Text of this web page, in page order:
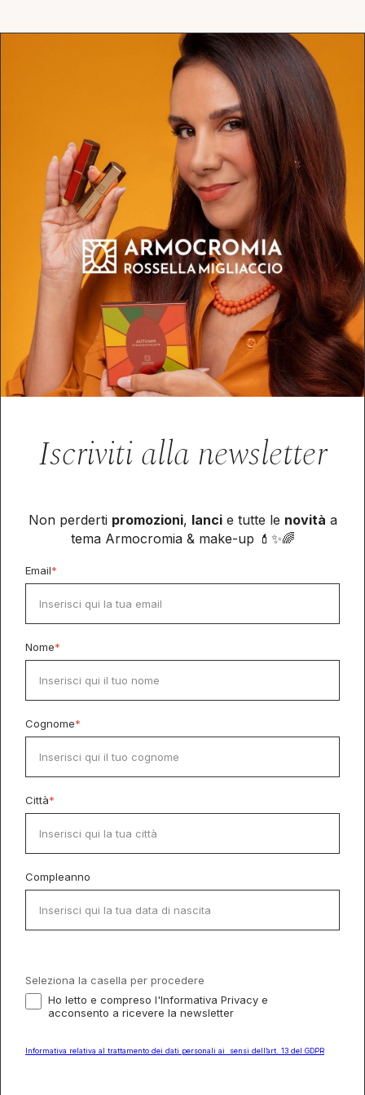
Iscriviti alla newsletter
Non perderti promozioni, lancie tutte le novità a
tema Armocromia & make-up 💄✨🌈
Email*
Nome*
Cognome*
Città*
Compleanno
Seleziona la casella per procedere
Ho letto e compreso l'Informativa Privacy e
acconsento a ricevere la newsletter
Informativa relativa al trattamento dei dati personali ai sensi dell’art. 13 del GDPR